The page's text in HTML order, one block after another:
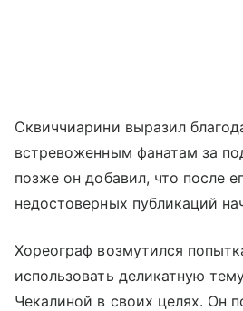
Сквиччиарини выразил
встревоженным фанатам за
позже он добавил, что после
недостоверных публикаций
Хореограф возмутился
использовать деликатную
Чекалиной в своих целях. Он